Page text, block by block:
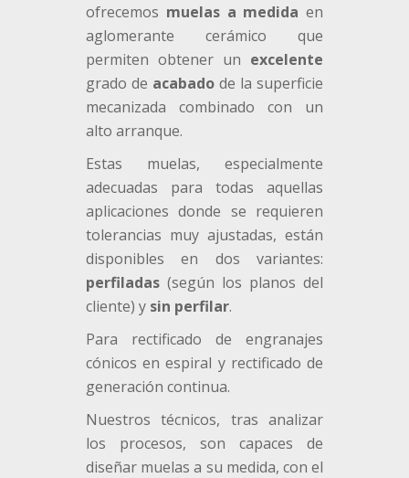
ofrecemos muelas a medida en
aglomerante cerámico que
permiten obtener un excelente
grado de acabado de la superficie
mecanizada combinado con un
alto arranque.
Estas muelas, especialmente
adecuadas para todas aquellas
aplicaciones donde se requieren
tolerancias muy ajustadas, están
disponibles en dos variantes:
perfiladas (según los planos del
cliente) y sin perfilar.
Para rectificado de engranajes
cónicos en espiral y rectificado de
generación continua.
Nuestros técnicos, tras analizar
los procesos, son capaces de
diseñar muelas a su medida, con el